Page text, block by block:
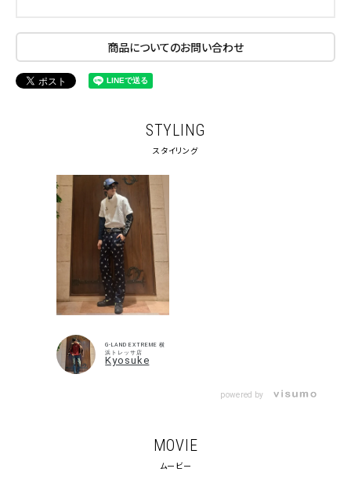
キーワードから探す
商品についてのお問い合わせ
STYLING
スタイリング
G-LAND EXTREME 横
浜トレッサ店
Kyosuke
powered by
MOVIE
ムービー